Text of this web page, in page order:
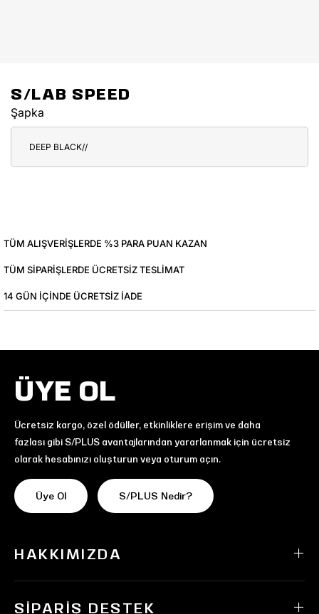
S/LAB SPEED
Şapka
DEEP BLACK//
TÜM ALIŞVERIŞLERDE %3 PARA PUAN KAZAN
TÜM SIPARIŞLERDE ÜCRETSIZ TESLIMAT
14 GÜN IÇINDE ÜCRETSIZ IADE
ÜYE OL
Ücretsiz kargo, özel ödüller, etkinliklere erişim ve daha
fazlası gibi S/PLUS avantajlarından yararlanmak için ücretsiz
olarak hesabınızı oluşturun veya oturum açın.
Üye Ol S/PLUS Nedir?
HAKKIMIZDA
SIPARIŞ DESTEK